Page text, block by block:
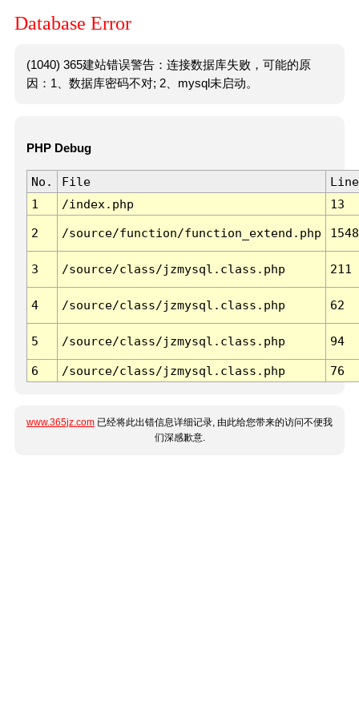
Database Error
(1040) 365建站错误警告：连接数据库失败，可能的原
因：1、数据库密码不对; 2、mysql未启动。
PHP Debug
No. File
Line
1
/index.php 13
2 /source/function/function_extend.php 1548
3 /source/class/jzmysql.class.php 211
4 /source/class/jzmysql.class.php 62
5 /source/class/jzmysql.class.php 94
6 /source/class/jzmysql.class.php 76
www.365jz.com 已经将此出错信息详细记录, 由此给您带来的访问不便我
们深感歉意.